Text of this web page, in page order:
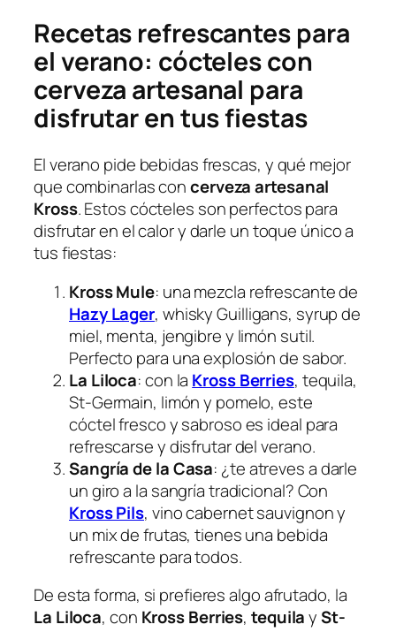
Recetas refrescantes para
el verano: cócteles con
cerveza artesanal para
disfrutar en tus fiestas
El verano pide bebidas frescas, y qué mejor
que combinarlas concerveza artesanal
Kross. Estos cócteles son perfectos para
disfrutar en el calor y darle un toque único a
tus fiestas:
Kross Mule: una mezcla refrescante de
Hazy Lager, whisky Guilligans, syrup de
miel, menta, jengibre y limón sutil.
Perfecto para una explosión de sabor.
La Liloca: con la Kross Berries, tequila,
St-Germain, limón y pomelo, este
cóctel fresco y sabroso es ideal para
refrescarse y disfrutar del verano.
Sangría de la Casa: ¿te atreves a darle
un giro a la sangría tradicional? Con
Kross Pils, vino cabernet sauvignon y
un mix de frutas, tienes una bebida
refrescante para todos.
De esta forma, si prefieres algo afrutado, la
La Liloca, con Kross Berries,tequilaySt-